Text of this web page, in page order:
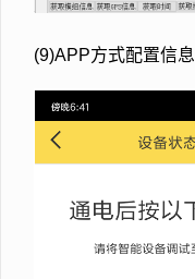
(9)APP方式配置信息